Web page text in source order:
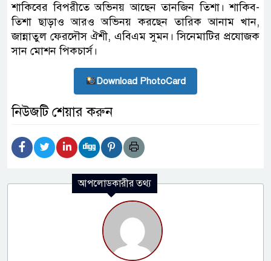
শাকিবের বিপরীতে অভিনয় আছেন তানজিন তিশা। শাকিব-
তিশা ছাড়াও আরও অভিনয় করছেন তারিক আনাম খান,
জান্নাতুল ফেরদৌস ঐশী, এবিএম সুমন। সিনেমাটির প্রযোজক
সান মোশন পিকচার্স।
Download PhotoCard
নিউজটি শেয়ার করুন
আপলোডকারীর তথ্য